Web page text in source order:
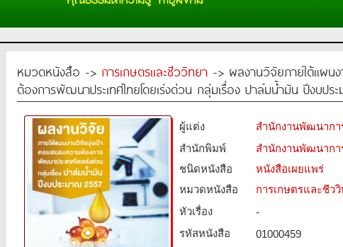
หมวดหนังสือ -> การเกษตรและชีววิทยา -> ผลงานวิจัยภายใต้แผน
ต้องการพัฒนาประเทศไทยโดยเร่งด่วน กลุ่มเรื่อง ปาล์มน้ำมัน ปีงบปร
ผู้แต่ง
สำนักงานพัฒนากา
สำนักพิมพ์
สำนักงานพัฒนากา
ชนิดหนังสือ­
หนังสือเผยแพร่
หมวดหนังสือ­
การเกษตรและชีว
หัวเรื่อง
-
รหัสหนังสือ­
01000459